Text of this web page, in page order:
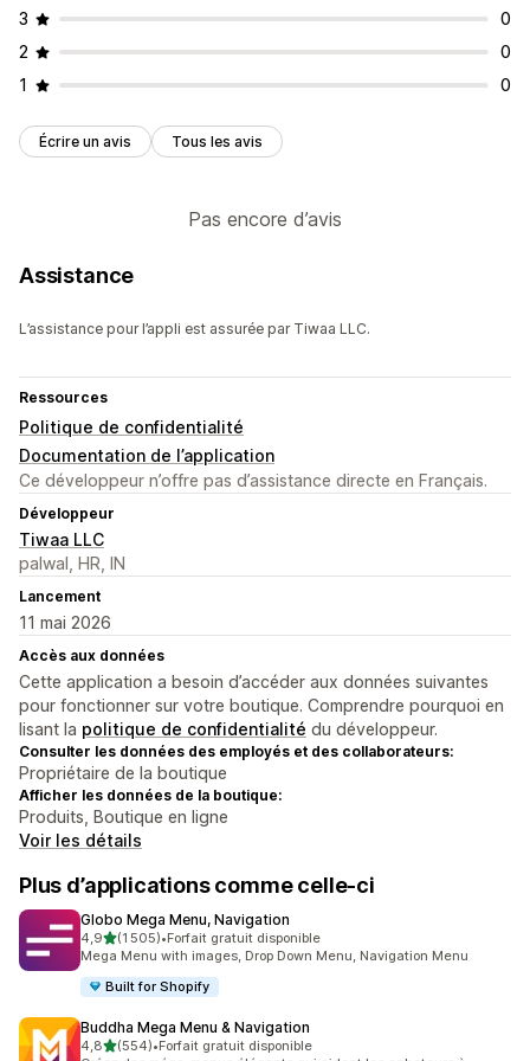
3
0
2
0
1
0
Écrire un avis Tous les avis
Pas encore d’avis
Assistance
L’assistance pour l’appli est assurée par Tiwaa LLC.
Ressources
Politique de confidentialité
Documentation de l’application
Ce développeur n’offre pas d’assistance directe en Français.
Développeur
Tiwaa LLC
palwal, HR, IN
Lancement
11 mai 2026
Accès aux données
Cette application a besoin d’accéder aux données suivantes
pour fonctionner sur votre boutique. Comprendre pourquoi en
lisant la politique de confidentialité du développeur.
Consulter les données des employés et des collaborateurs:
Propriétaire de la boutique
Afficher les données de la boutique:
Produits, Boutique en ligne
Voir les détails
Plus d’applications comme celle-ci
Globo Mega Menu, Navigation
4,9étoile(s) sur 5
(1 505)
1505 avis au total
•Forfait gratuit disponible
Mega Menu with images, Drop Down Menu, Navigation Menu
Built for Shopify
Buddha Mega Menu & Navigation
4,8étoile(s) sur 5
(554)
554 avis au total
•Forfait gratuit disponible